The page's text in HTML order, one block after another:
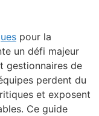
pour la
un défi majeur
gestionnaires de
perdent du
et exposent
Ce guide